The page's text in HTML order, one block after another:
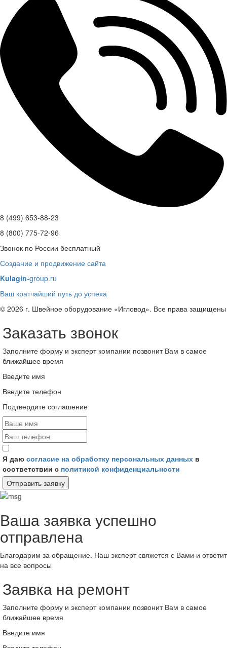
8 (499) 653-88-23
8 (800) 775-72-96
Звонок по России бесплатный
Создание и продвижение сайта
Kulagin-group.ru
Ваш кратчайший путь до успеха
© 2026 г. Швейное оборудование «Игловод». Все права защищены
Заказать звонок
Заполните форму и эксперт компании позвонит Вам в самое
ближайшее время
Введите имя
Введите телефон
Подтвердите соглашение
Я даю согласие на обработку персональных данных в
соответствии с политикой конфиденциальности
Отправить заявку
Ваша заявка успешно
отправлена
Благодарим за обращение. Наш эксперт свяжется с Вами и ответит
на все вопросы
Заявка на ремонт
Заполните форму и эксперт компании позвонит Вам в самое
ближайшее время
Введите имя